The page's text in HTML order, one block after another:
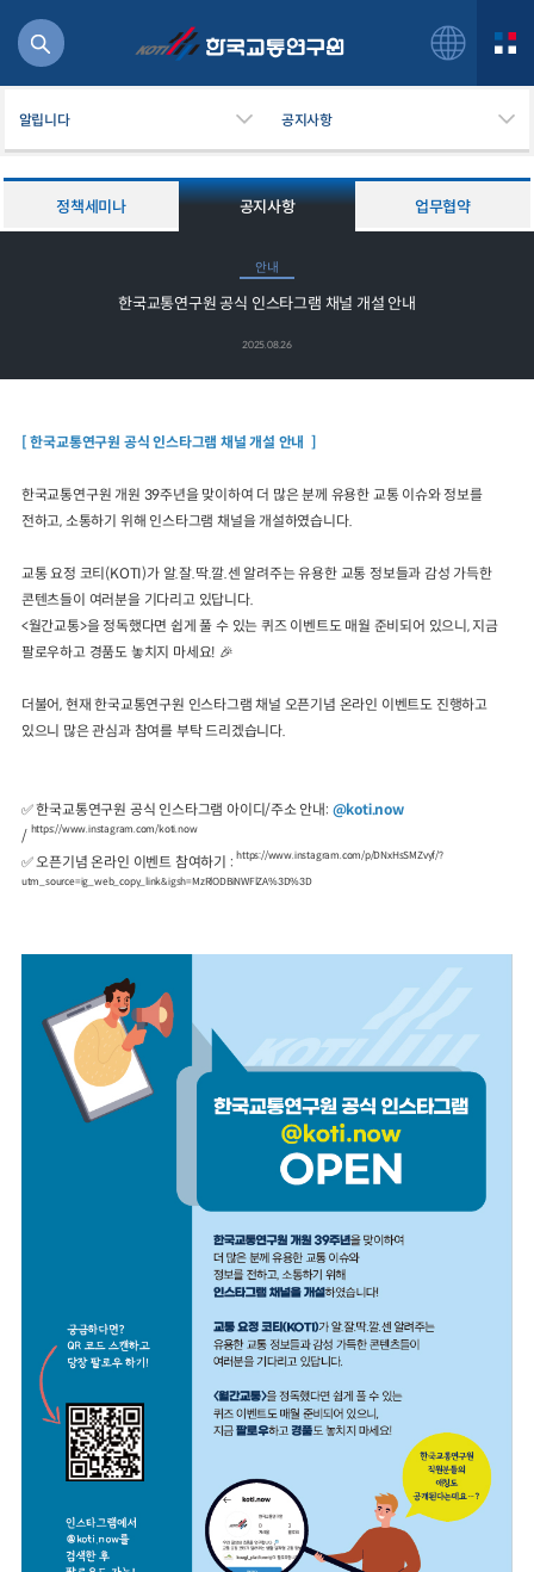
알립니다 공지사항
정책세미나 공지사항 업무협약
안내
한국교통연구원 공식 인스타그램 채널 개설 안내
2025.08.26
[ 한국교통연구원 공식 인스타그램 채널 개설 안내 ]
한국교통연구원 개원 39주년을 맞이하여 더 많은 분께 유용한 교통 이슈와 정보를
전하고, 소통하기 위해 인스타그램 채널을 개설하였습니다.
교통 요정 코티(KOTI)가 알.잘.딱.깔.센 알려주는 유용한 교통 정보들과 감성 가득한
콘텐츠들이 여러분을 기다리고 있답니다.
<월간교통>을 정독했다면 쉽게 풀 수 있는 퀴즈 이벤트도 매월 준비되어 있으니, 지금
팔로우하고 경품도 놓치지 마세요! 🎉
더불어, 현재 한국교통연구원 인스타그램 채널 오픈기념 온라인 이벤트도 진행하고
있으니 많은 관심과 참여를 부탁 드리겠습니다.
✅ 한국교통연구원 공식 인스타그램 아이디/주소 안내: @koti.now
/ https://www.instagram.com/koti.now
✅ 오픈기념 온라인 이벤트 참여하기 :https://www.instagram.com/p/DNxHsSMZvyf/?
utm_source=ig_web_copy_link&igsh=MzRlODBiNWFlZA%3D%3D
임
일반사업보고서
2024년 국가교통조사 및 분석
요약보고서
전국여객OD 여객통행량
권역별통행지표
사회경제지표
교통수요예측
2024.12.31
2024 생활물류 서비스 보
택배 배달대행
퀵서비